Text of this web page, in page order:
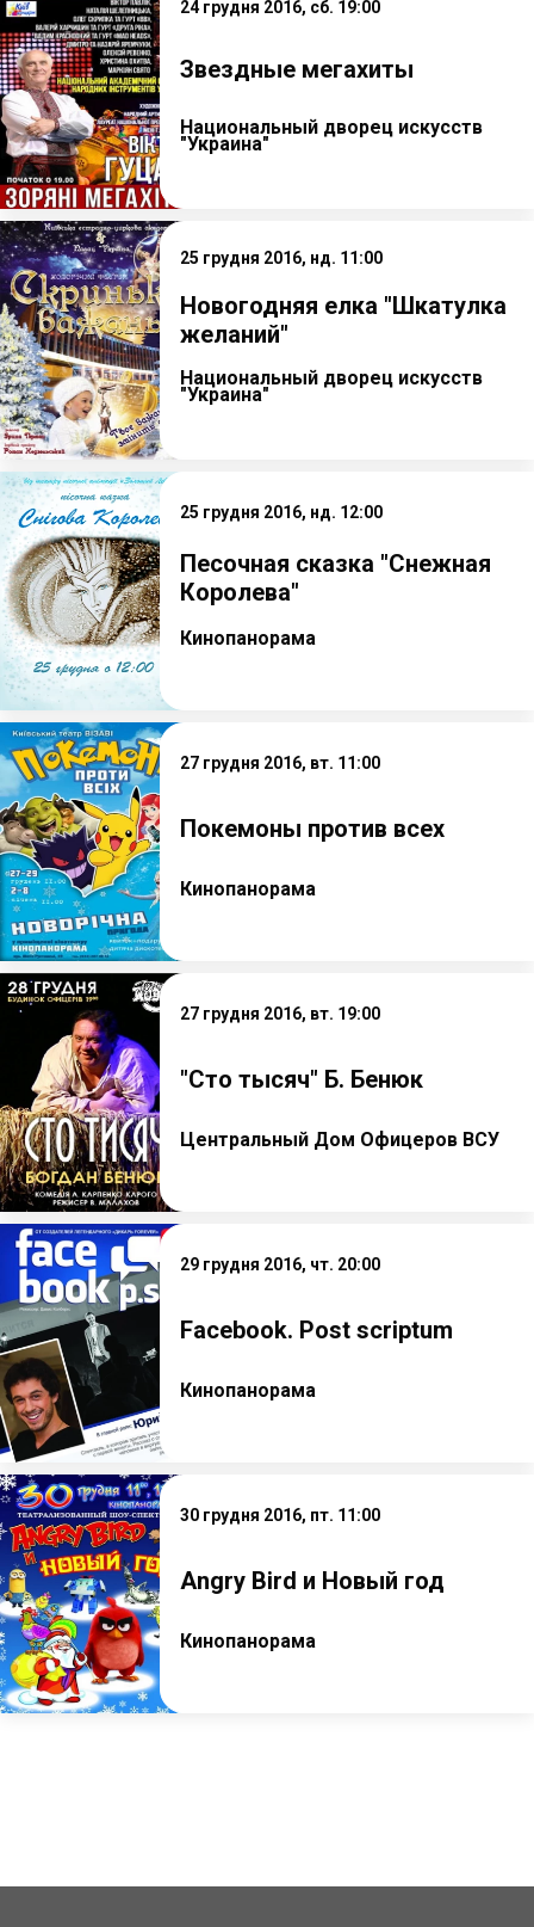
24 грудня 2016, сб. 19:00
Звездные мегахиты
Национальный дворец искусств
"Украина"
25 грудня 2016, нд. 11:00
Новогодняя елка "Шкатулка
желаний"
Национальный дворец искусств
"Украина"
25 грудня 2016, нд. 12:00
Песочная сказка "Снежная
Королева"
Кинопанорама
27 грудня 2016, вт. 11:00
Покемоны против всех
Кинопанорама
27 грудня 2016, вт. 19:00
"Сто тысяч" Б. Бенюк
Центральный Дом Офицеров ВСУ
29 грудня 2016, чт. 20:00
Facebook. Post scriptum
Кинопанорама
30 грудня 2016, пт. 11:00
Angry Bird и Новый год
Кинопанорама